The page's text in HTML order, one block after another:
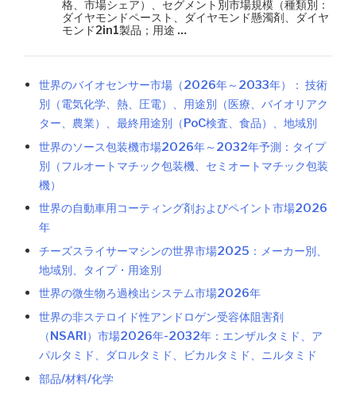
格、市場シェア）、セグメント別市場規模（種類別：
ダイヤモンドペースト、ダイヤモンド懸濁剤、ダイヤ
モンド2in1製品；用途 …
世界のバイオセンサー市場（2026年～2033年）： 技術
別（電気化学、熱、圧電）、用途別（医療、バイオリアク
ター、農業）、最終用途別（PoC検査、食品）、地域別
世界のソース包装機市場2026年～2032年予測：タイプ
別（フルオートマチック包装機、セミオートマチック包装
機）
世界の自動車用コーティング剤およびペイント市場2026
年
チーズスライサーマシンの世界市場2025：メーカー別、
地域別、タイプ・用途別
世界の微生物ろ過検出システム市場2026年
世界の非ステロイド性アンドロゲン受容体阻害剤
（NSARI）市場2026年-2032年：エンザルタミド、ア
パルタミド、ダロルタミド、ビカルタミド、ニルタミド
部品/材料/化学